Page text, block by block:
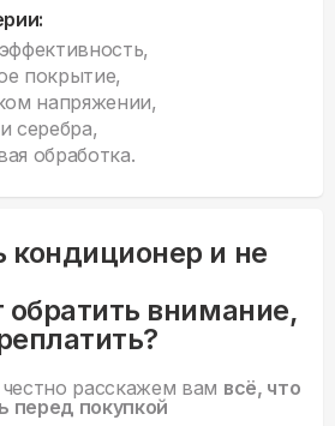
покрытие,
напряжении,
серебра,
обработка.
кондиционер и не
обратить внимание,
расскажем вам всё, что
перед покупкой